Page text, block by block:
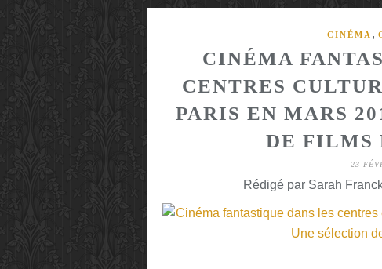
CINÉMA ,
CINÉMA
CENTRES
PARIS EN MARS
DE FILMS
23
Rédigé par Sarah